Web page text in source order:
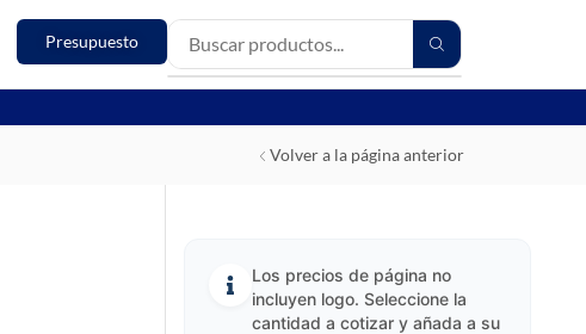
Presupuesto
Volver a la página anterior
Los precios de página no
incluyen logo. Seleccione la
cantidad a cotizar y añada a su